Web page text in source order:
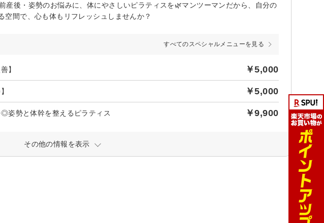
産後・姿勢のお悩みに、体にやさしいピラティスを🌿マンツーマンだから、自分の
間で、心も体もリフレッシュしませんか？
すべてのスペシャルメニューを見る
】 ￥5,000
￥5,000
勢と体幹を整えるピラティス ￥9,900
その他の情報を表示